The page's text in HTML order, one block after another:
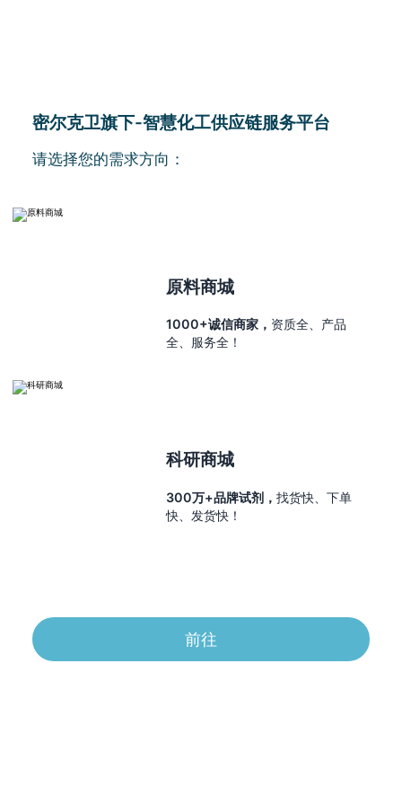
密尔克卫旗下-智慧化工供应链服务平台
请选择您的需求方向：
原料商城
1000+诚信商家， 资质全、产品
全、服务全！
科研商城
300万+品牌试剂，找货快、下单
快、发货快！
前往